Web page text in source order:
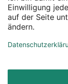
Kontakt